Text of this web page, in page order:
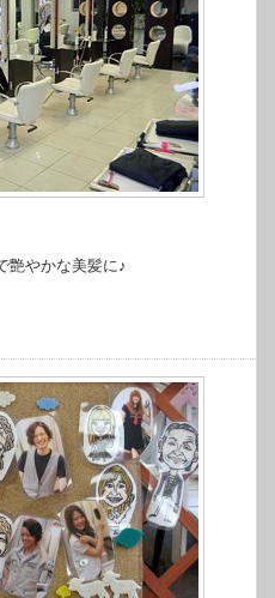
艶やかな美髪に♪